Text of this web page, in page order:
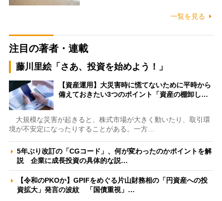
一覧を見る
注目の著者・連載
藤川里絵「さあ、投資を始めよう！」
【資産運用】大災害時に慌てないために平時から
備えておきたい3つのポイント「資産の棚卸し…
大規模な災害が起きると、株式市場が大きく動いたり、取引環
境が不安定になったりすることがある。一方…
5年ぶり改訂の「CGコード」、何が変わったのかポイントを解
説 企業に成長投資の具体的な説…
【令和のPKOか】GPIFをめぐる片山財務相の「円資産への投
資拡大」発言の波紋 「国債重視」…